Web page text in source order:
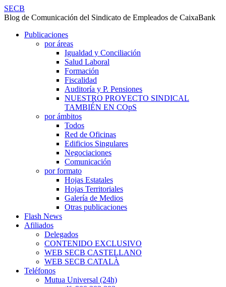
OPOSICIONES
2026:
CALENDARIO
REQUISITOS
INSCRIPCIÓN
DEFINITIVA
SECB
Blog de Comunicación del Sindicato de Empleados de CaixaBank
SECB
Skip
Publicaciones
por áreas
Igualdad y Conciliación
Salud Laboral
Formación
Fiscalidad
Auditoría y P. Pensiones
NUESTRO PROYECTO SINDICAL
TAMBIÉN EN COpS
por ámbitos
Todos
Red de Oficinas
Edificios Singulares
Negociaciones
Comunicación
por formato
Hojas Estatales
Hojas Territoriales
Galería de Medios
Otras publicaciones
Flash News
Afiliados
Delegados
CONTENIDO EXCLUSIVO
WEB SECB CASTELLANO
WEB SECB CATALÀ
Teléfonos
Mutua Universal (24h)